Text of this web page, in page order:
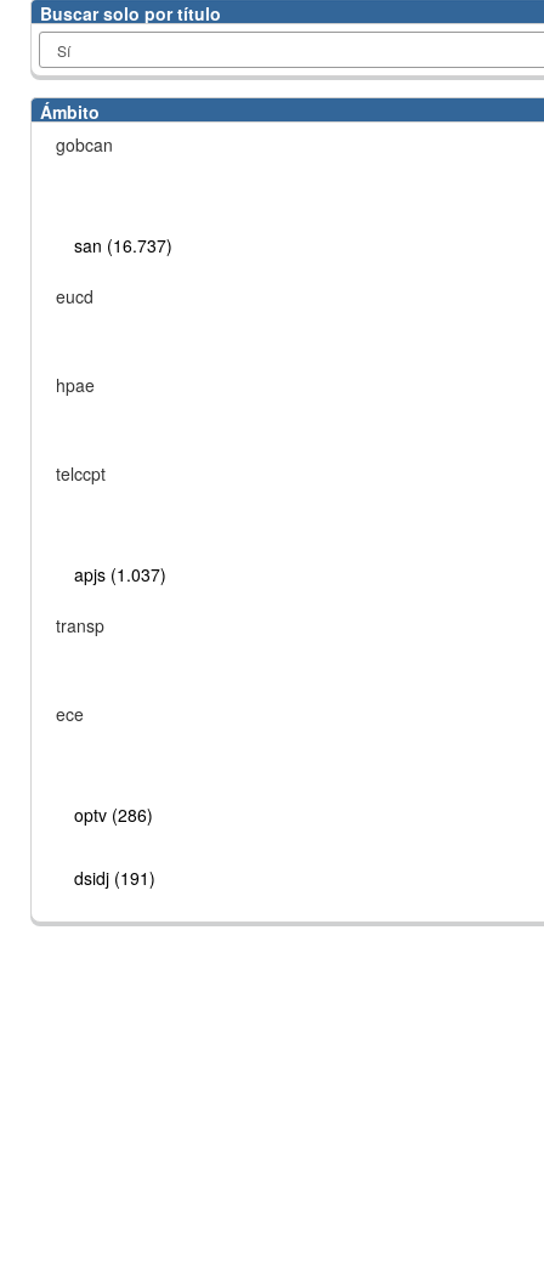
Buscar solo por título
Ámbito
gobcan
san (16.737)
eucd
hpae
telccpt
apjs (1.037)
transp
ece
optv (286)
dsidj (191)